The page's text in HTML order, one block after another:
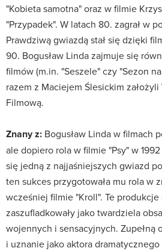
"Kobieta samotna" oraz w filmie
"Przypadek". W latach 80. zagrał w
Prawdziwą gwiazdą stał się dzięki
90. Bogusław Linda zajmuje się
filmów (m.in. "Seszele" czy "Sezon
razem z Maciejem Ślesickim założyli
Filmową.
Znany z: Bogusław Linda w filmach
ale dopiero rola w filmie "Psy" w
się jedną z najjaśniejszych gwiazd
ten sukces przygotowała mu rola w
wcześniej filmie "Kroll". Te
zaszufladkowały jako twardziela
wojennych i sensacyjnych. Zupełną
i uznanie jako aktora